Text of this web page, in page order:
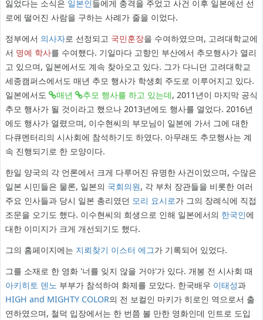
잃었다는 소식은 일본인들에게 충격을 주었고 사건 이후 일본에선 선
로에 떨어진 사람을 구하는 사례가 줄을 이었다.
정부에서 의사자로 선정되고 국민훈장을 수여하였으며, 고려대학교에
서 명예 학사를 수여했다. 기일마다 고향인 부산에서 추모행사가 열리
고 있으며, 일본에서도 계속 찾아오고 있다. 그가 다니던 고려대학교
세종캠퍼스에서도 매년 추모 행사가 학생회 주도로 이루어지고 있다.
일본에서도
매년 추모 행사를 하고 있는데, 2011년이 마지막 공식
추모 행사가 될 것이라고 했으나 2013년에도 행사를 열었다. 2016년
에도 행사가 열렸으며, 이수현씨의 부모님이 일본에 가서 그에 대한
다큐멘터리의 시사회에 참석하기도 하였다. 아무래도 추모행사는 계
속 진행되기로 한 모양이다.
한일 양국의 각 언론에서 크게 다루어진 유명한 사건이었으며, 수많은
일본 시민들은 물론, 일본의 국회의원, 각 부처 장관들을 비롯한 여러
주요 인사들과 당시 일본 총리였던 모리 요시로가 그의 장례식에 직접
조문을 오기도 했다. 이수현씨의 희생으로 인해 일본에서의 한국인에
대한 이미지가 크게 개선되기도 했다.
그의 홈페이지에는 지뢰찾기 이스터 에그가 기록되어 있었다.
그를 소재로 한 영화 '너를 잊지 않을 거야'가 있다. 개봉 전 시사회 때
아키히토 덴노 부부가 참석하여 화제를 모았다. 한국배우 이태성과
HIGH and MIGHTY COLOR의 전 보컬인 마키가 히로인 역으로서 출
연하였으며, 철덕 입장에서는 한 번쯤 볼 만한 영화인데 인트로 도입